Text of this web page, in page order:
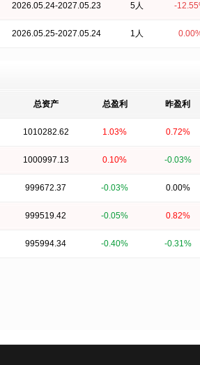
2026.05.24-2027.05.23 5人 -
2026.05.25-2027.05.24 1人
总资产 总盈利 昨盈利
1010282.62 1.03% 0.72%
1000997.13 0.10% -0.03%
999672.37 -0.03% 0.00%
999519.42 -0.05% 0.82%
995994.34 -0.40% -0.31%